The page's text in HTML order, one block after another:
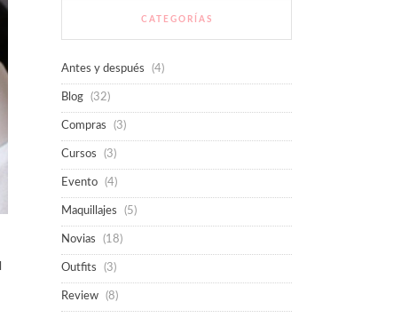
CATEGORÍAS
Antes y después (4)
Blog (32)
Compras (3)
Cursos (3)
Evento (4)
Maquillajes (5)
Novias (18)
Outfits (3)
Review (8)